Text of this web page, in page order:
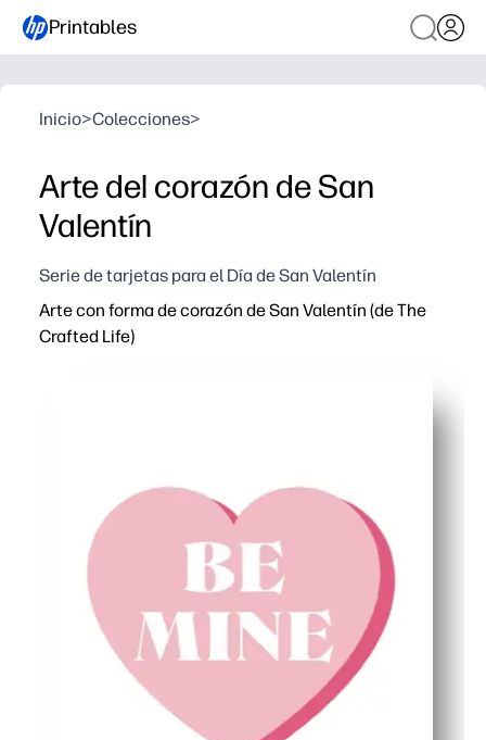
Printables
Inicio>Colecciones>
Arte del corazón de San
Valentín
Serie de tarjetas para el Día de San Valentín
Arte con forma de corazón de San Valentín (de The
Crafted Life)